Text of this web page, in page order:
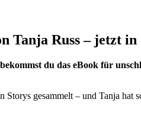
Tanja Russ – jetzt in
du das eBook für
Storys gesammelt – und Tanja